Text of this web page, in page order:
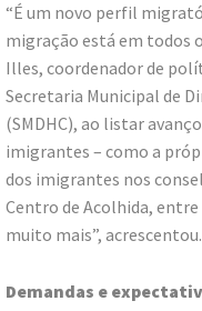
“É um novo perfil
migração está em todos
Illes, coordenador de
Secretaria Municipal de
(SMDHC), ao listar
imigrantes – como a
dos imigrantes nos
Centro de Acolhida,
muito mais”, acrescentou.
Demandas e